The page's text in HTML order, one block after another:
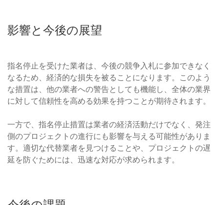
影響と今後の展望
指名停止を受けた業者は、今後の競争入札に参加できなく
なるため、経済的な損失を被ることになります。このよう
な措置は、他の業者への警告としても機能し、全体の業界
に対して信頼性を高める効果を持つことが期待されます。
一方で、指名停止措置は業者の経済活動だけでなく、発注
側のプロジェクトの進行にも影響を与える可能性がありま
す。適切な代替業者を見つけることや、プロジェクトの遅
延を防ぐためには、迅速な対応が求められます。